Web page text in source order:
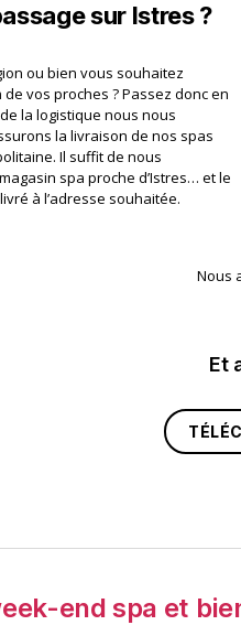
sur Istres ?
ou bien vous souhaitez
vos proches ? Passez donc en
la logistique nous nous
la livraison de nos spas
Il suffit de nous
spa proche d’Istres… et le
à l’adresse souhaitée.
Nous
Et
end spa et